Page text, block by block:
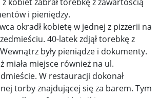
i pieniędzy.
okradł kobietę w jednej z pizzerii na
40-latek zdjął torebkę z
były pieniądze i dokumenty.
miała miejsce również na ul.
W restauracji dokonał
torby znajdującej się za barem. Tym